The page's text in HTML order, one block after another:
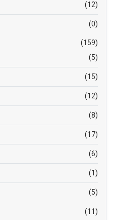
(12)
(0)
(159)
(5)
(15)
(12)
(8)
(17)
(6)
(1)
(5)
(11)